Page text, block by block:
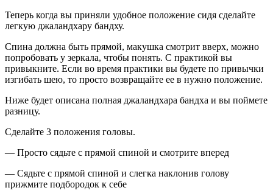
Теперь когда вы приняли удобное положение сидя сделайте
легкую джаландхару бандху.
Спина должна быть прямой, макушка смотрит вверх, можно
попробовать у зеркала, чтобы понять. С практикой вы
привыкните. Если во время практики вы будете по привычки
изгибать шею, то просто возвращайте ее в нужно положение.
Ниже будет описана полная джаландхара бандха и вы поймете
разницу.
Сделайте 3 положения головы.
— Просто сядьте с прямой спиной и смотрите вперед
— Сядьте с прямой спиной и слегка наклонив голову
прижмите подбородок к себе